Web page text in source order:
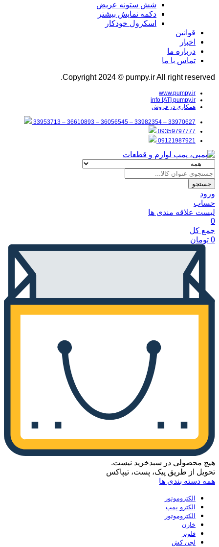
شش ستونه عریض
دکمه نمایش بیشتر
اسکرول خودکار
قوانین
اخبار
درباره ما
تماس با ما
Copyright 2024 © pumpy.ir All right reserved.
www.pumpy.ir
info [AT] pumpy.ir
همکاری در فروش
33970627 – 33982354 – 36056545 – 36610893 – 33953713
09359797777
09121987921
جستجو
ورود
حساب
لیست علاقه مندی ها
0
جمع کل
0 تومان
هیچ محصولی در سبدخرید نیست.
تحویل از طریق پیک، پست، تیپاکس
همه دسته بندی ها
الکتروموتور
الکترو پمپ
الکتروموتور
خازن
فلوتر
لجن کش